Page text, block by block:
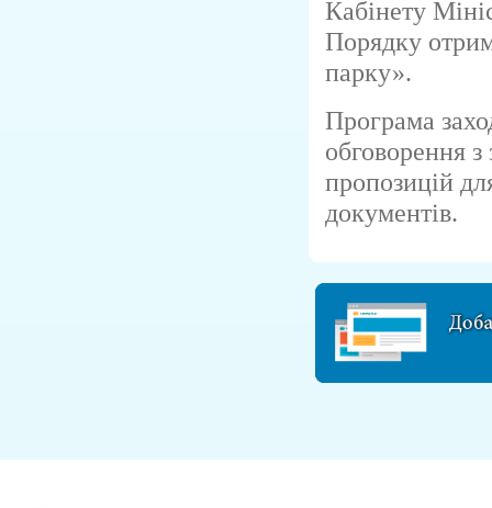
Кабінету
Порядку
парку».
Програма
обговорення
пропозицій
документів.